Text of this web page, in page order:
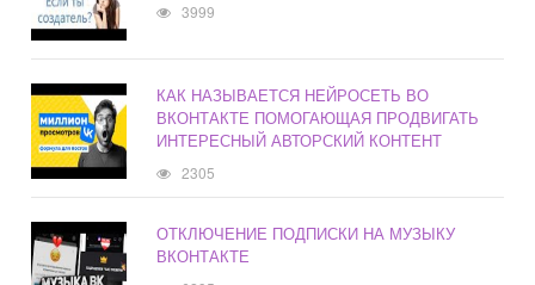
3999
КАК НАЗЫВАЕТСЯ НЕЙРОСЕТЬ ВО
ВКОНТАКТЕ ПОМОГАЮЩАЯ ПРОДВИГАТЬ
ИНТЕРЕСНЫЙ АВТОРСКИЙ КОНТЕНТ
2305
ОТКЛЮЧЕНИЕ ПОДПИСКИ НА МУЗЫКУ
ВКОНТАКТЕ